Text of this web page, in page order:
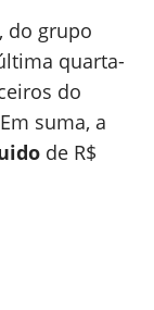
do grupo
quarta-
do
suma, a
de R$